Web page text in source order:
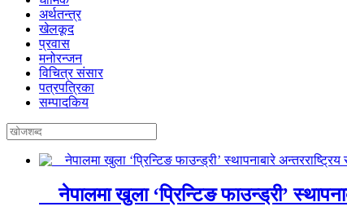
अर्थतन्त्र
खेलकूद
प्रवास
मनोरन्जन
विचित्र संसार
पत्रपत्रिका
सम्पादकिय
नेपालमा खुला ‘प्रिन्टिङ फाउन्ड्री’